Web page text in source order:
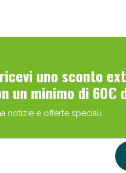
uno sconto
un minimo di 60€
notizie e offerte speciali